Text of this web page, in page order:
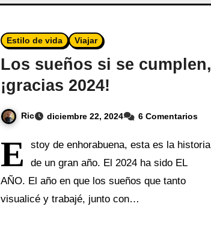
Estilo de vida Viajar
Los sueños si se cumplen,
¡gracias 2024!
Ric diciembre 22, 2024 6 Comentarios
E
stoy de enhorabuena, esta es la historia
de un gran año. El 2024 ha sido EL
AÑO. El año en que los sueños que tanto
visualicé y trabajé, junto con…